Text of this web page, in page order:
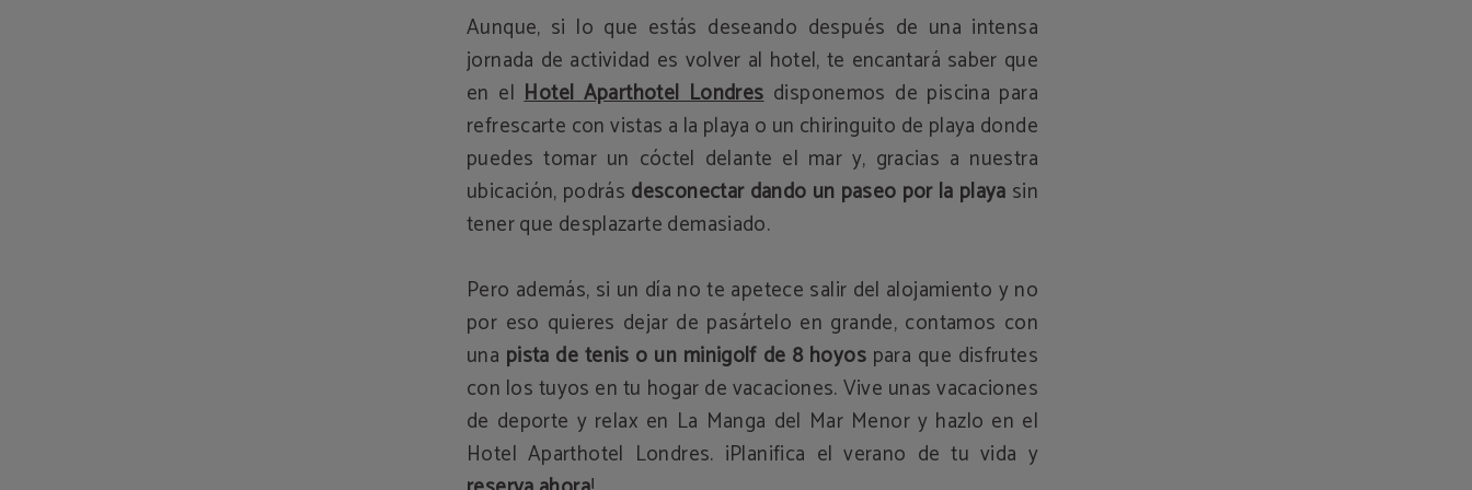
Aunque, si lo que estás deseando después de una intensa
jornada de actividad es volver al hotel, te encantará saber que
en elHotel Aparthotel Londresdisponemos de piscina para
refrescarte con vistas a la playa o un chiringuito de playa donde
puedes tomar un cóctel delante el mar y, gracias a nuestra
ubicación, podrás desconectar dando un paseo por la playa sin
tener que desplazarte demasiado.
Pero además, si un día no te apetece salir del alojamiento y no
por eso quieres dejar de pasártelo en grande, contamos con
una pista de tenis o un minigolf de 8 hoyospara que disfrutes
con los tuyos en tu hogar de vacaciones. Vive unas vacaciones
de deporte y relax en La Manga del Mar Menor y hazlo en el
Hotel Aparthotel Londres. ¡Planifica el verano de tu vida y